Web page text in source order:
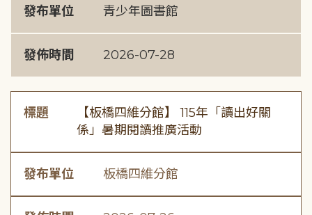
發布單位 青少年圖書館
發佈時間 2026-07-28
標題
【板橋四維分館】 115年「讀出好關
係」暑期閱讀推廣活動
發布單位 板橋四維分館